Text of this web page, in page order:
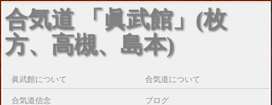
合気道 「眞武館」(枚
方、高槻、島本)
眞武館について 合気道について
合気道信念 ブログ